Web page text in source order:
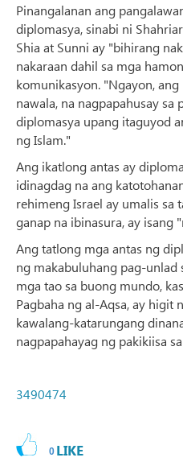
Pinangalanan ang
diplomasya, sinabi ni
Shia at Sunni ay "bihirang
nakaraan dahil sa mga
komunikasyon. "Ngayon,
nawala, na nagpapahusay sa
diplomasya upang itaguyod
ng Islam."
Ang ikatlong antas ay
idinagdag na ang
rehimeng Israel ay umalis sa
ganap na ibinasura, ay isang
Ang tatlong mga antas ng
ng makabuluhang pag-unlad
mga tao sa buong mundo,
Pagbaha ng al-Aqsa, ay higit
kawalang-katarungang
nagpapahayag ng pakikiisa
3490474
0 LIKE